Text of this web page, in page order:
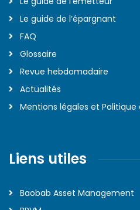
Le guide de l’épargnant
FAQ
Glossaire
Revue hebdomadaire
Actualités
Mentions légales et
Liens utiles
Baobab Asset Management